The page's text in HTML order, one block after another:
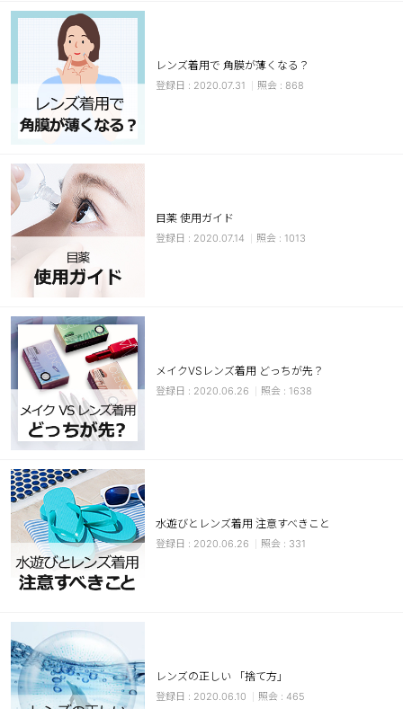
レビュー
EYEしてる
総合掲示板
カスタマーサービス
ショッピングガイド
アプリダウンロード
INSTAGRAM TWITTER
レンズ着用で 角膜が薄くなる？
2020.07.31 868
目薬 使用ガイド
2020.07.14 1013
メイクVSレンズ着用 どっちが先？
2020.06.26 1638
水遊びとレンズ着用 注意すべきこと
2020.06.26 331
レンズの正しい 「捨て方」
2020.06.10 465